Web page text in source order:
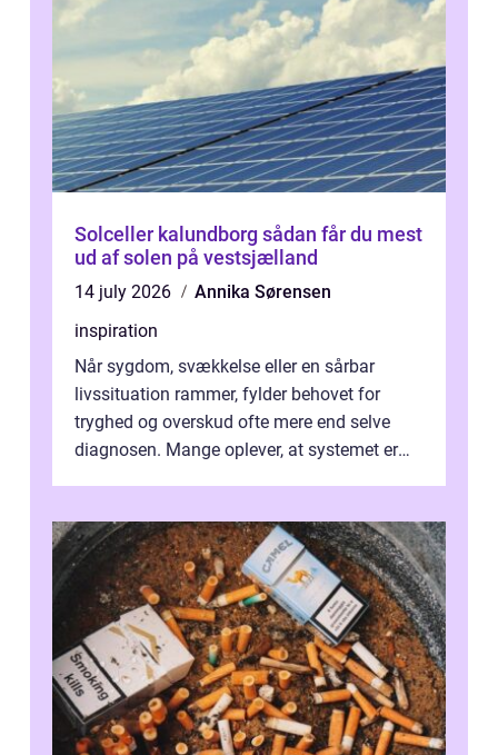
Solceller kalundborg sådan får du mest
ud af solen på vestsjælland
14 july 2026
Annika Sørensen
inspiration
Når sygdom, svækkelse eller en sårbar
livssituation rammer, fylder behovet for
tryghed og overskud ofte mere end selve
diagnosen. Mange oplever, at systemet er